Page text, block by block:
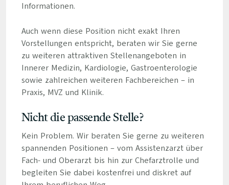
Informationen.
Auch wenn diese Position nicht exakt Ihren
Vorstellungen entspricht, beraten wir Sie gerne
zu weiteren attraktiven Stellenangeboten in
Innerer Medizin, Kardiologie, Gastroenterologie
sowie zahlreichen weiteren Fachbereichen – in
Praxis, MVZ und Klinik.
Nicht die passende Stelle?
Kein Problem. Wir beraten Sie gerne zu weiteren
spannenden Positionen – vom Assistenzarzt über
Fach- und Oberarzt bis hin zur Chefarztrolle und
begleiten Sie dabei kostenfrei und diskret auf